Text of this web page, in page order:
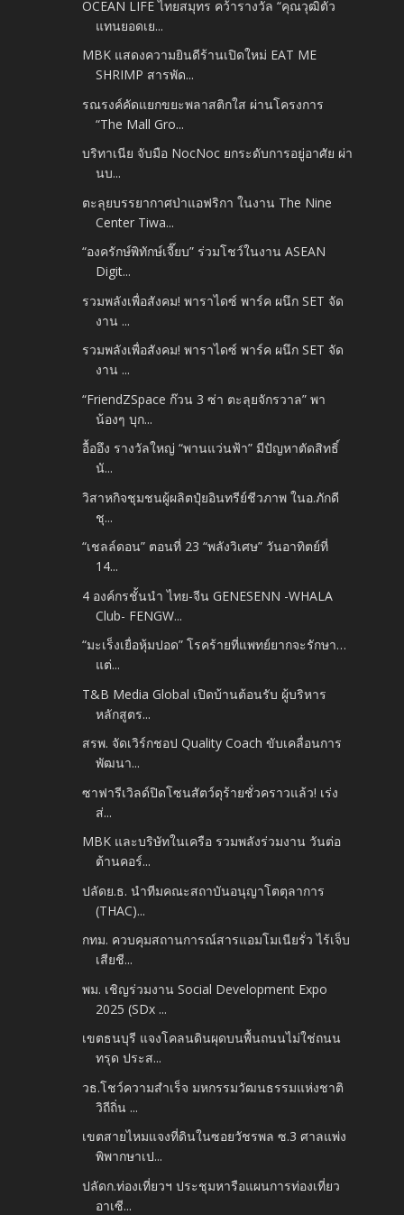
OCEAN LIFE ไทยสมุทร คว้ารางวัล “คุณวุฒิตัว
แทนยอดเย...
MBK แสดงความยินดีร้านเปิดใหม่ EAT ME
SHRIMP สารพัด...
รณรงค์คัดแยกขยะพลาสติกใส ผ่านโครงการ
“The Mall Gro...
บริทาเนีย จับมือ NocNoc ยกระดับการอยู่อาศัย ผ่า
นบ...
ตะลุยบรรยากาศป่าแอฟริกา ในงาน The Nine
Center Tiwa...
“องครักษ์พิทักษ์เจี๊ยบ” ร่วมโชว์ในงาน ASEAN
Digit...
รวมพลังเพื่อสังคม! พาราไดซ์ พาร์ค ผนึก SET จัด
งาน ...
รวมพลังเพื่อสังคม! พาราไดซ์ พาร์ค ผนึก SET จัด
งาน ...
“FriendZSpace ก๊วน 3 ซ่า ตะลุยจักรวาล” พา
น้องๆ บุก...
อื้ออึง รางวัลใหญ่ “พานแว่นฟ้า” มีปัญหาตัดสิทธิ์
นั...
วิสาหกิจชุมชนผู้ผลิตปุ๋ยอินทรีย์ชีวภาพ ในอ.ภักดี
ชุ...
“เชลล์ดอน” ตอนที่ 23 “พลังวิเศษ” วันอาทิตย์ที่
14...
4 องค์กรชั้นนำ ไทย-จีน GENESENN -WHALA
Club- FENGW...
“มะเร็งเยื่อหุ้มปอด” โรคร้ายที่แพทย์ยากจะรักษา…
แต่...
T&B Media Global เปิดบ้านต้อนรับ ผู้บริหาร
หลักสูตร...
สรพ. จัดเวิร์กชอป Quality Coach ขับเคลื่อนการ
พัฒนา...
ซาฟารีเวิลด์ปิดโซนสัตว์ดุร้ายชั่วคราวแล้ว! เร่ง
ส่...
MBK และบริษัทในเครือ รวมพลังร่วมงาน วันต่อ
ต้านคอร์...
ปลัดย.ธ. นำ​ทีมคณะ​สถาบัน​อนุญาโต​ตุลาการ​
(THAC)...
กทม. ควบคุมสถานการณ์สารแอมโมเนียรั่ว ไร้เจ็บ
เสียชี...
พม. เชิญร่วมงาน Social Development Expo
2025 (SDx ...
เขตธนบุรี แจงโคลนดินผุดบนพื้นถนนไม่ใช่ถนน
ทรุด ประส...
วธ.โชว์ความสำเร็จ มหกรรมวัฒนธรรมแห่งชาติ
วิถีถิ่น ...
เขตสายไหมแจงที่ดินในซอยวัชรพล ซ.3 ศาลแพ่ง
พิพากษาเป...
ปลัดก.ท่องเที่ยวฯ ประชุมหารือแผนการท่องเที่ยว
อาเซี...